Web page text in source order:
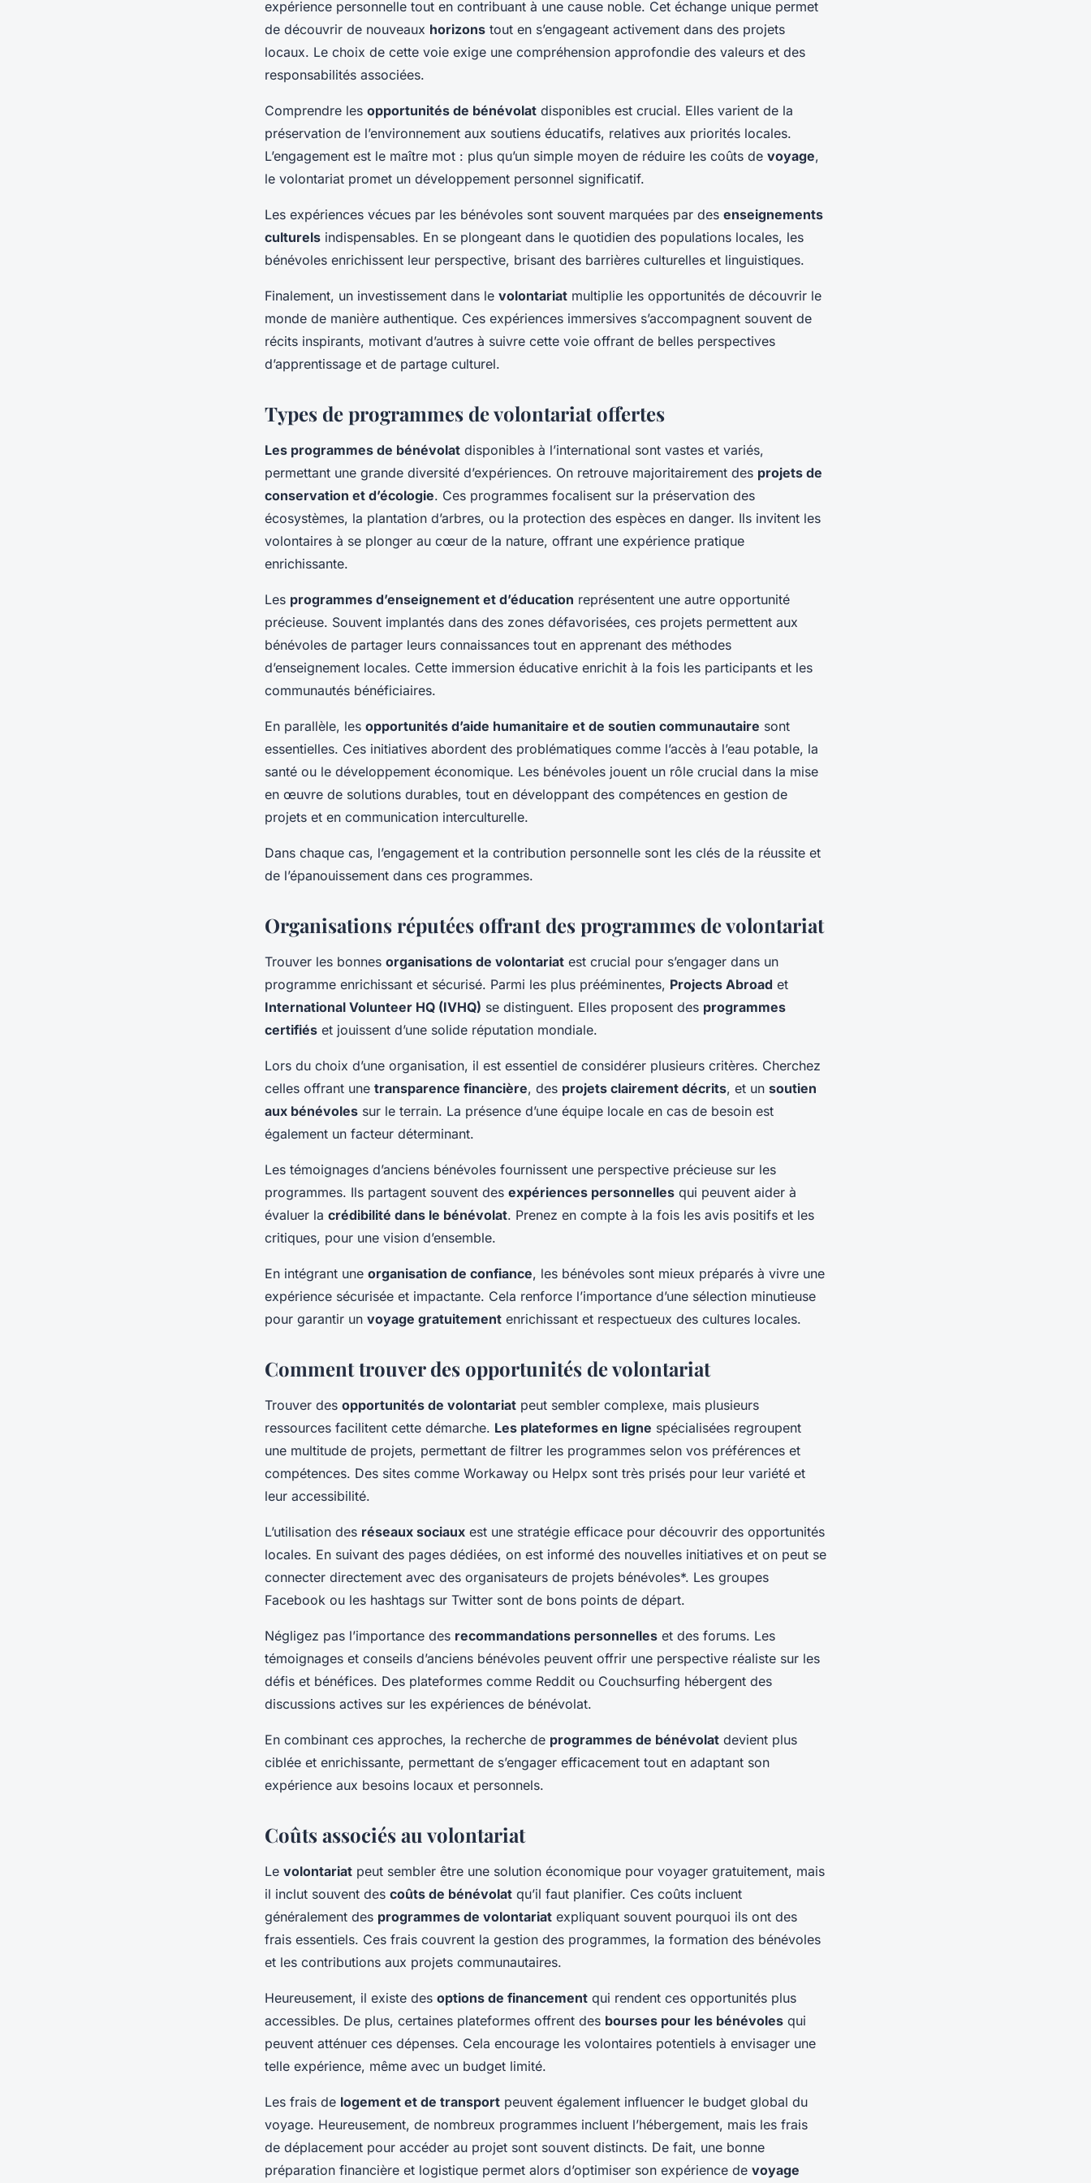
expérience personnelle tout en contribuant à une cause noble. Cet échange unique permet
de découvrir de nouveaux horizons tout en s’engageant activement dans des projets
locaux. Le choix de cette voie exige une compréhension approfondie des valeurs et des
responsabilités associées.
Comprendre les opportunités de bénévolat disponibles est crucial. Elles varient de la
préservation de l’environnement aux soutiens éducatifs, relatives aux priorités locales.
L’engagement est le maître mot : plus qu’un simple moyen de réduire les coûts de voyage,
le volontariat promet un développement personnel significatif.
Les expériences vécues par les bénévoles sont souvent marquées par des enseignements
culturels indispensables. En se plongeant dans le quotidien des populations locales, les
bénévoles enrichissent leur perspective, brisant des barrières culturelles et linguistiques.
Finalement, un investissement dans le volontariat multiplie les opportunités de découvrir le
monde de manière authentique. Ces expériences immersives s’accompagnent souvent de
récits inspirants, motivant d’autres à suivre cette voie offrant de belles perspectives
d’apprentissage et de partage culturel.
Types de programmes de volontariat offertes
Les programmes de bénévolat disponibles à l’international sont vastes et variés,
permettant une grande diversité d’expériences. On retrouve majoritairement des projets de
conservation et d’écologie. Ces programmes focalisent sur la préservation des
écosystèmes, la plantation d’arbres, ou la protection des espèces en danger. Ils invitent les
volontaires à se plonger au cœur de la nature, offrant une expérience pratique
enrichissante.
Les programmes d’enseignement et d’éducation représentent une autre opportunité
précieuse. Souvent implantés dans des zones défavorisées, ces projets permettent aux
bénévoles de partager leurs connaissances tout en apprenant des méthodes
d’enseignement locales. Cette immersion éducative enrichit à la fois les participants et les
communautés bénéficiaires.
En parallèle, les opportunités d’aide humanitaire et de soutien communautaire sont
essentielles. Ces initiatives abordent des problématiques comme l’accès à l’eau potable, la
santé ou le développement économique. Les bénévoles jouent un rôle crucial dans la mise
en œuvre de solutions durables, tout en développant des compétences en gestion de
projets et en communication interculturelle.
Dans chaque cas, l’engagement et la contribution personnelle sont les clés de la réussite et
de l’épanouissement dans ces programmes.
Organisations réputées offrant des programmes de volontariat
Trouver les bonnes organisations de volontariat est crucial pour s’engager dans un
programme enrichissant et sécurisé. Parmi les plus prééminentes, Projects Abroad et
International Volunteer HQ (IVHQ) se distinguent. Elles proposent des programmes
certifiés et jouissent d’une solide réputation mondiale.
Lors du choix d’une organisation, il est essentiel de considérer plusieurs critères. Cherchez
celles offrant une transparence financière, des projets clairement décrits, et un soutien
aux bénévoles sur le terrain. La présence d’une équipe locale en cas de besoin est
également un facteur déterminant.
Les témoignages d’anciens bénévoles fournissent une perspective précieuse sur les
programmes. Ils partagent souvent des expériences personnelles qui peuvent aider à
évaluer la crédibilité dans le bénévolat. Prenez en compte à la fois les avis positifs et les
critiques, pour une vision d’ensemble.
En intégrant une organisation de confiance, les bénévoles sont mieux préparés à vivre une
expérience sécurisée et impactante. Cela renforce l’importance d’une sélection minutieuse
pour garantir un voyage gratuitement enrichissant et respectueux des cultures locales.
Comment trouver des opportunités de volontariat
Trouver des opportunités de volontariat peut sembler complexe, mais plusieurs
ressources facilitent cette démarche. Les plateformes en ligne spécialisées regroupent
une multitude de projets, permettant de filtrer les programmes selon vos préférences et
compétences. Des sites comme Workaway ou Helpx sont très prisés pour leur variété et
leur accessibilité.
L’utilisation des réseaux sociaux est une stratégie efficace pour découvrir des opportunités
locales. En suivant des pages dédiées, on est informé des nouvelles initiatives et on peut se
connecter directement avec des organisateurs de projets bénévoles*. Les groupes
Facebook ou les hashtags sur Twitter sont de bons points de départ.
Négligez pas l’importance des recommandations personnelles et des forums. Les
témoignages et conseils d’anciens bénévoles peuvent offrir une perspective réaliste sur les
défis et bénéfices. Des plateformes comme Reddit ou Couchsurfing hébergent des
discussions actives sur les expériences de bénévolat.
En combinant ces approches, la recherche de programmes de bénévolat devient plus
ciblée et enrichissante, permettant de s’engager efficacement tout en adaptant son
expérience aux besoins locaux et personnels.
Coûts associés au volontariat
Le volontariat peut sembler être une solution économique pour voyager gratuitement, mais
il inclut souvent des coûts de bénévolat qu’il faut planifier. Ces coûts incluent
généralement des programmes de volontariat expliquant souvent pourquoi ils ont des
frais essentiels. Ces frais couvrent la gestion des programmes, la formation des bénévoles
et les contributions aux projets communautaires.
Heureusement, il existe des options de financement qui rendent ces opportunités plus
accessibles. De plus, certaines plateformes offrent des bourses pour les bénévoles qui
peuvent atténuer ces dépenses. Cela encourage les volontaires potentiels à envisager une
telle expérience, même avec un budget limité.
Les frais de logement et de transport peuvent également influencer le budget global du
voyage. Heureusement, de nombreux programmes incluent l’hébergement, mais les frais
de déplacement pour accéder au projet sont souvent distincts. De fait, une bonne
préparation financière et logistique permet alors d’optimiser son expérience de voyage